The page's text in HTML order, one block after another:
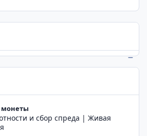
монеты
и сбор спреда | Живая